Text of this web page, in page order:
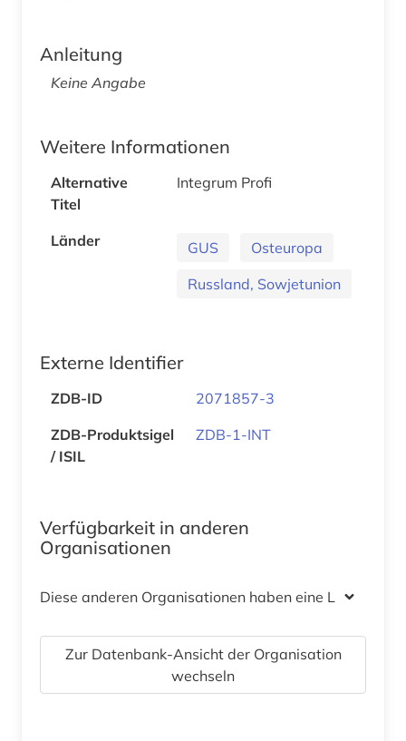
Anleitung
Keine Angabe
Weitere Informationen
Alternative
Titel
Integrum Profi
Länder GUS
Osteuropa
Russland, Sowjetunion
Externe Identifier
ZDB-ID
2071857-3
ZDB-Produktsigel
/ ISIL
ZDB-1-INT
Verfügbarkeit in anderen
Organisationen
Diese anderen Organisationen haben eine Lizenz
Zur Datenbank-Ansicht der Organisation
wechseln